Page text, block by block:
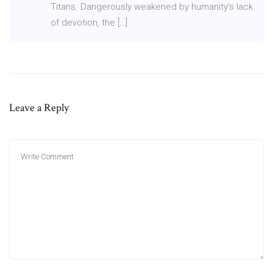
Titans. Dangerously weakened by humanity’s lack
of devotion, the […]
Leave a Reply